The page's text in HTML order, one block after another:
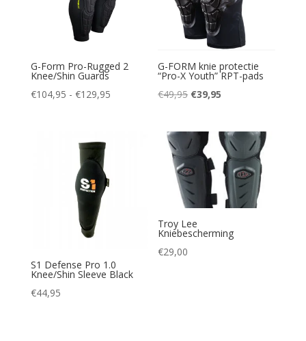
G-Form Pro-Rugged 2
Knee/Shin Guards
€104,95 - €129,95Prijsklasse:
G-FORM knie protectie
“Pro-X Youth” RPT-pads
€49,95 Oorspronkelijke
was:
€49,95.
€39,95
is:
€39,95.
S1 Defense Pro 1.0
Knee/Shin Sleeve Black
€44,95
Troy Lee
Kniebescherming
€29,00